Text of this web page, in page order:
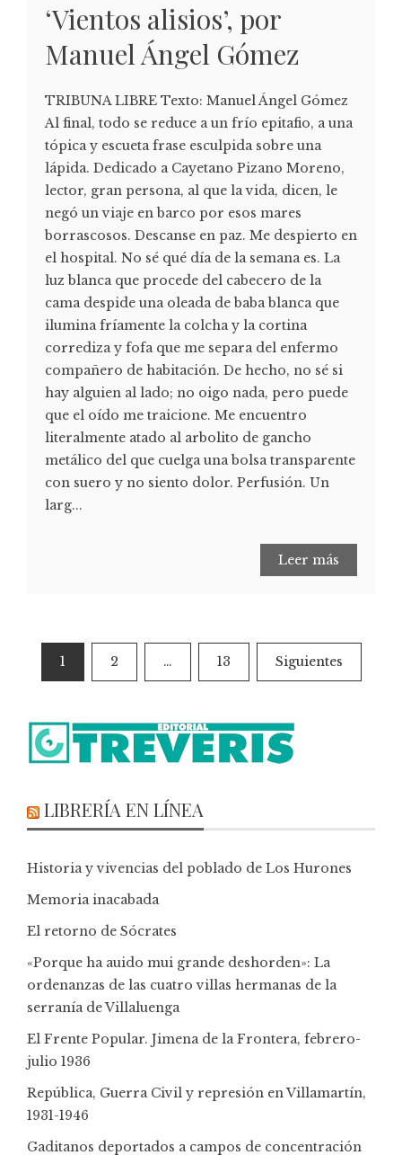
‘Vientos alisios’, por
Manuel Ángel Gómez
TRIBUNA LIBRE Texto: Manuel Ángel Gómez
Al final, todo se reduce a un frío epitafio, a una
tópica y escueta frase esculpida sobre una
lápida. Dedicado a Cayetano Pizano Moreno,
lector, gran persona, al que la vida, dicen, le
negó un viaje en barco por esos mares
borrascosos. Descanse en paz. Me despierto en
el hospital. No sé qué día de la semana es. La
luz blanca que procede del cabecero de la
cama despide una oleada de baba blanca que
ilumina fríamente la colcha y la cortina
corrediza y fofa que me separa del enfermo
compañero de habitación. De hecho, no sé si
hay alguien al lado; no oigo nada, pero puede
que el oído me traicione. Me encuentro
literalmente atado al arbolito de gancho
metálico del que cuelga una bolsa transparente
con suero y no siento dolor. Perfusión. Un
larg...
Leer más
1 2 … 13 Siguientes
LIBRERÍA EN LÍNEA
Historia y vivencias del poblado de Los Hurones
Memoria inacabada
El retorno de Sócrates
«Porque ha auido mui grande deshorden»: La
ordenanzas de las cuatro villas hermanas de la
serranía de Villaluenga
El Frente Popular. Jimena de la Frontera, febrero-
julio 1936
República, Guerra Civil y represión en Villamartín,
1931-1946
Gaditanos deportados a campos de concentración